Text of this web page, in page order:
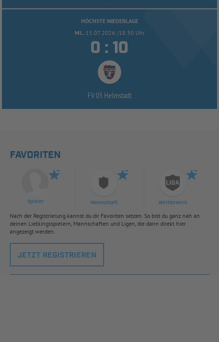
HÖCHSTE NIEDERLAGE
MI.. 15.07.2026 /18:30 Uhr
 : 
FV 05 Helmstadt
FAVORITEN
Spieler Mannschaft Wettbewerb
Nach der Registrierung kannst du dir Favoriten setzen. So bist du ganz nah an
deinen Lieblingsspielern, Mannschaften und Ligen, die dann direkt hier
angezeigt werden.
JETZT REGISTRIEREN